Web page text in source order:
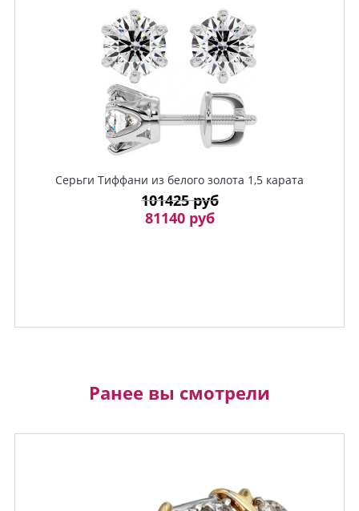
Серьги Тиффани из белого золота 1,5 карата
101425 руб
81140 руб
Ранее вы смотрели